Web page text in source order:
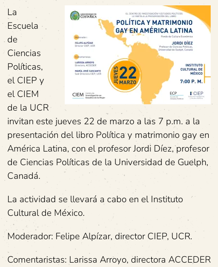
La
Escuela
de
Ciencias
Políticas,
el CIEP y
el CIEM
de la UCR
invitan este jueves 22 de marzo a las 7 p.m. a la
presentación del libro Política y matrimonio gay en
América Latina, con el profesor Jordi Díez, profesor
de Ciencias Políticas de la Universidad de Guelph,
Canadá.
La actividad se llevará a cabo en el Instituto
Cultural de México.
Moderador: Felipe Alpízar, director CIEP, UCR.
Comentaristas: Larissa Arroyo, directora ACCEDER